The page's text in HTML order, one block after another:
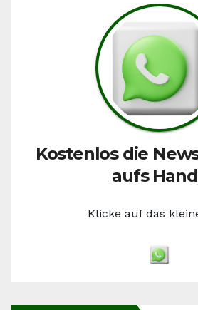
Kostenlos die
aufs
Klicke auf das